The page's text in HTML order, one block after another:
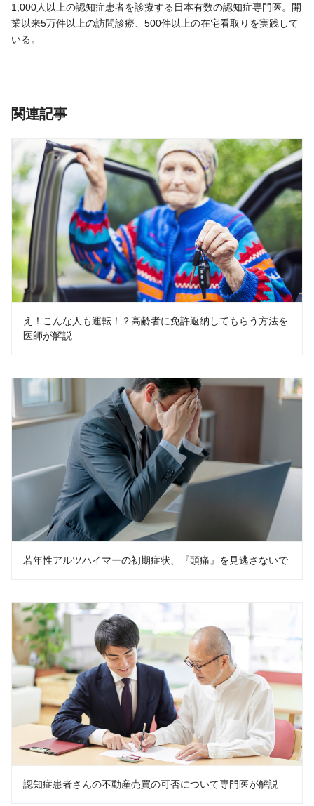
1,000人以上の認知症患者を診療する日本有数の認知症専門医。開
業以来5万件以上の訪問診療、500件以上の在宅看取りを実践して
いる。
関連記事
え！こんな人も運転！？高齢者に免許返納してもらう方法を
医師が解説
若年性アルツハイマーの初期症状、『頭痛』を見逃さないで
認知症患者さんの不動産売買の可否について専門医が解説